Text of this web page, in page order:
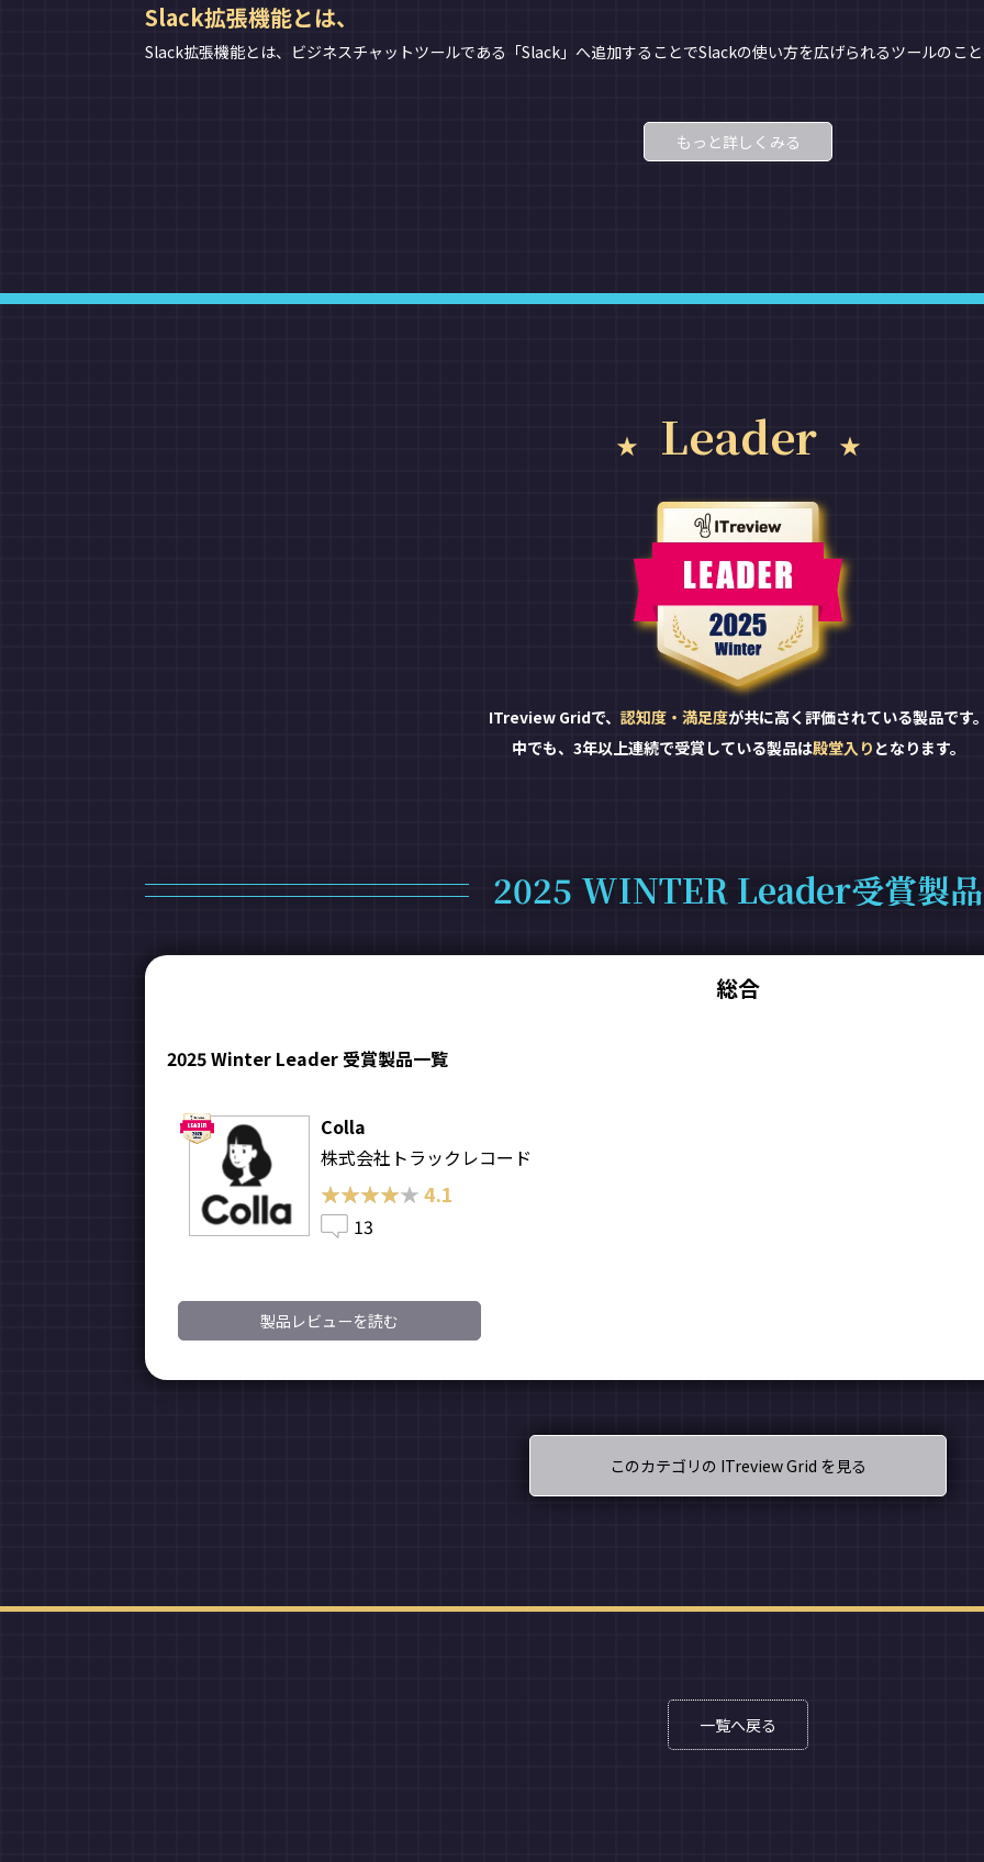
Slack拡張機能とは、
Slack拡張機能とは、ビジネスチャットツールである「Slack」へ追加することでSlackの使い方を広げられるツールのこ
もっと詳しくみる
Leader
ITreview Gridで、 認知度・満足度が共に高く評価されている製品です
中でも、3年以上連続で受賞している製品は殿堂入り となります。
2025 WINTER Leader受賞製品
総合
2025 Winter Leader 受賞製品一覧
Colla
株式会社トラックレコード
★★★★★
★★★★★4.1
13
製品レビューを読む
このカテゴリの ITreview Grid を見る
一覧へ戻る